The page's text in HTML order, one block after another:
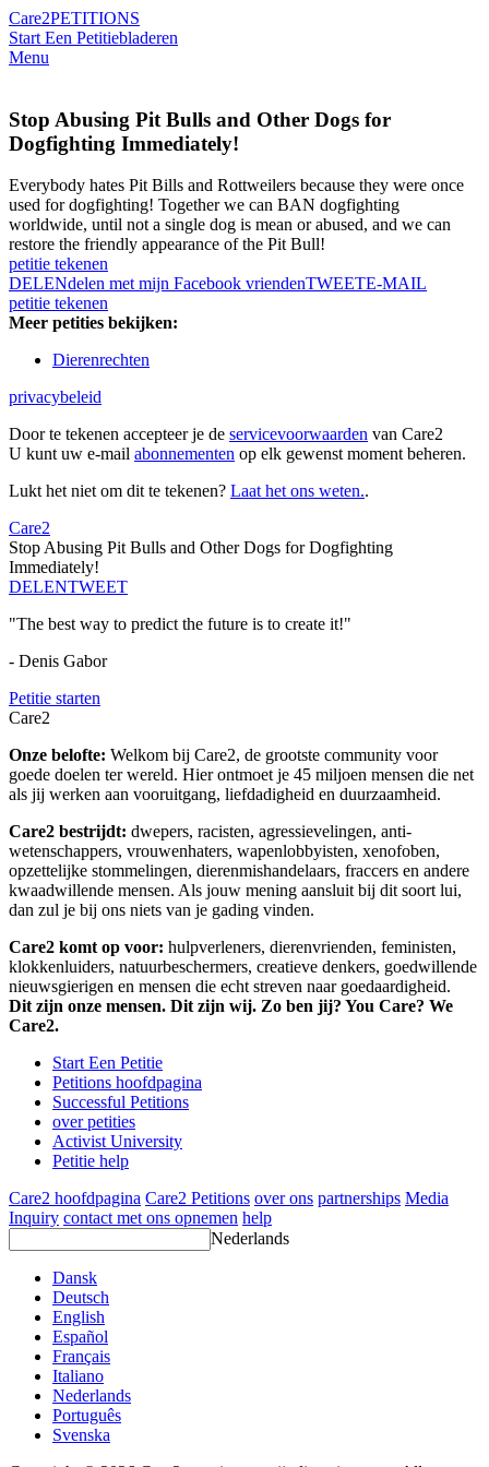
Care2PETITIONS
Start Een Petitiebladeren
Menu
Stop Abusing Pit Bulls and Other Dogs for
Dogfighting Immediately!
Everybody hates Pit Bills and Rottweilers because they were once
used for dogfighting! Together we can BAN dogfighting
worldwide, until not a single dog is mean or abused, and we can
restore the friendly appearance of the Pit Bull!
petitie tekenen
DELENdelen met mijn Facebook vriendenTWEETE-MAIL
petitie tekenen
Meer petities bekijken:
Dierenrechten
privacybeleid
Door te tekenen accepteer je de servicevoorwaarden van Care2
U kunt uw e-mail abonnementen op elk gewenst moment beheren.
Lukt het niet om dit te tekenen? Laat het ons weten..
Care2
Stop Abusing Pit Bulls and Other Dogs for Dogfighting
Immediately!
DELENTWEET
"The best way to predict the future is to create it!"
- Denis Gabor
Petitie starten
Care2
Onze belofte: Welkom bij Care2, de grootste community voor
goede doelen ter wereld. Hier ontmoet je 45 miljoen mensen die net
als jij werken aan vooruitgang, liefdadigheid en duurzaamheid.
Care2 bestrijdt: dwepers, racisten, agressievelingen, anti-
wetenschappers, vrouwenhaters, wapenlobbyisten, xenofoben,
opzettelijke stommelingen, dierenmishandelaars, fraccers en andere
kwaadwillende mensen. Als jouw mening aansluit bij dit soort lui,
dan zul je bij ons niets van je gading vinden.
Care2 komt op voor: hulpverleners, dierenvrienden, feministen,
klokkenluiders, natuurbeschermers, creatieve denkers, goedwillende
nieuwsgierigen en mensen die echt streven naar goedaardigheid.
Dit zijn onze mensen. Dit zijn wij. Zo ben jij? You Care? We
Care2.
Start Een Petitie
Petitions hoofdpagina
Successful Petitions
over petities
Activist University
Petitie help
Care2 hoofdpagina Care2 Petitions over ons partnerships Media
Inquiry contact met ons opnemen help
Nederlands
Dansk
Deutsch
English
Español
Français
Italiano
Nederlands
Português
Svenska